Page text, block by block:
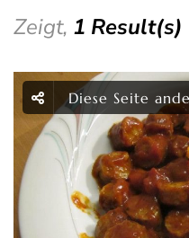
Zeigt, 1 Result(s)
Diese Seite